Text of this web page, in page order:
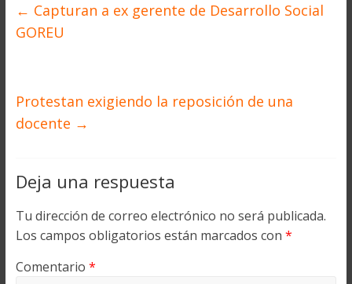
← Capturan a ex gerente de Desarrollo Social
GOREU
Protestan exigiendo la reposición de una
docente →
Deja una respuesta
Tu dirección de correo electrónico no será publicada.
Los campos obligatorios están marcados con *
Comentario *